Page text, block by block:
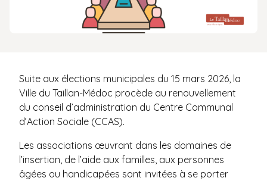
Suite aux élections municipales du 15 mars 2026, la
Ville du Taillan-Médoc procède au renouvellement
du conseil d’administration du Centre Communal
d’Action Sociale (CCAS).
Les associations œuvrant dans les domaines de
l’insertion, de l’aide aux familles, aux personnes
âgées ou handicapées sont invitées à se porter